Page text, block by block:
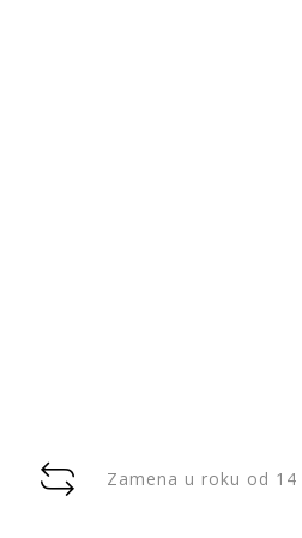
Zamena u roku od 14